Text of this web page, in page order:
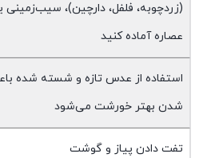
(زردچوبه، فلفل، دارچین)، سیب‌زمینی
عصاره آماده کنید
استفاده از عدس تازه و شسته شده
شدن بهتر خورشت می‌شود
تفت دادن پیاز و گوشت